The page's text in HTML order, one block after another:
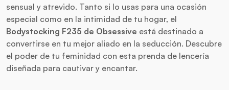
sensual y atrevido. Tanto si lo usas para una ocasión
especial como en la intimidad de tu hogar, el
Bodystocking F235 de Obsessive está destinado a
convertirse en tu mejor aliado en la seducción. Descubre
el poder de tu feminidad con esta prenda de lencería
diseñada para cautivar y encantar.